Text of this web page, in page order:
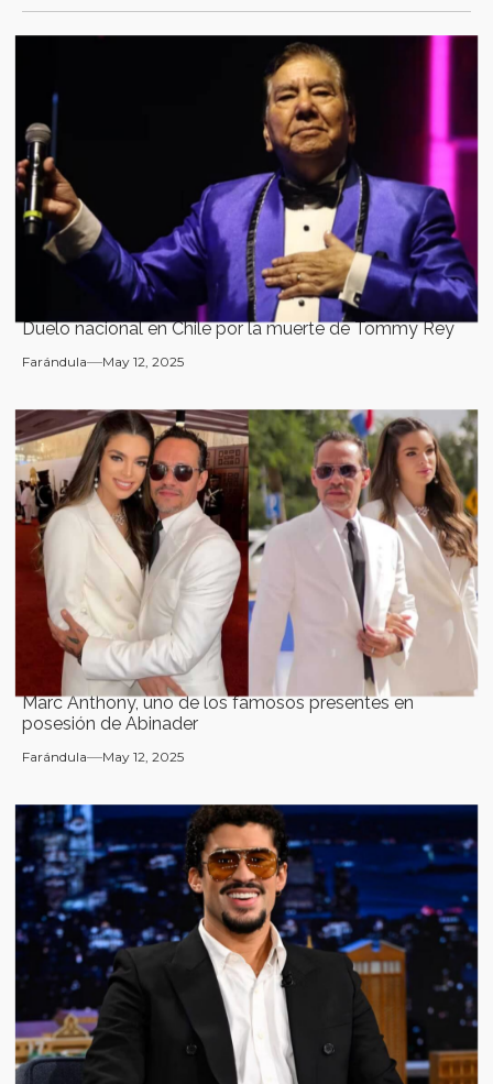
Duelo nacional en Chile por la muerte de Tommy Rey
Farándula May 12, 2025
Marc Anthony, uno de los famosos presentes en
posesión de Abinader
Farándula May 12, 2025